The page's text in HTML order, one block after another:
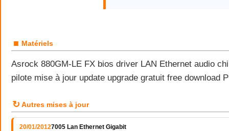
■ Matériels
Asrock 880GM-LE FX bios driver LAN Ethernet audio
pilote mise à jour update upgrade gratuit free download
↻ Autres mises à jour
20/01/20127005 Lan Ethernet Gigabit